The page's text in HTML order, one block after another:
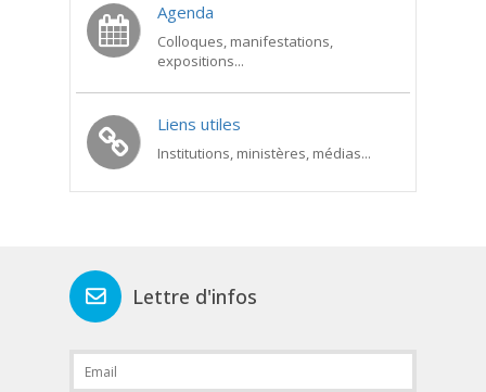
Agenda
Colloques, manifestations,
expositions...
Liens utiles
Institutions, ministères, médias...
Lettre d'infos